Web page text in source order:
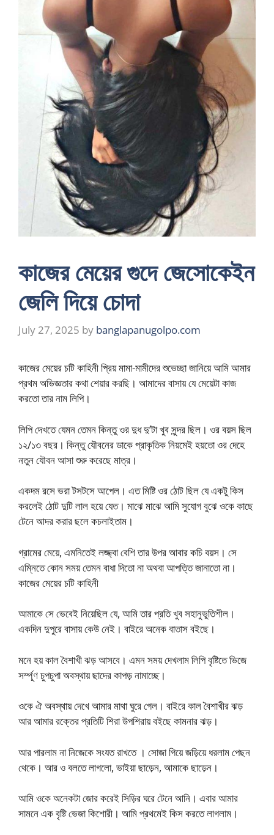
কাজের মেয়ের গুদে জেসোকেইন
জেলি দিয়ে চোদা
July 27, 2025 by banglapanugolpo.com
কাজের মেয়ের চটি কাহিনী প্রিয় মামা-মামীদের শুভেচ্ছা জানিয়ে আমি আমার
প্রথম অভিজ্ঞতার কথা শেয়ার করছি। আমাদের বাসায় যে মেয়েটা কাজ
করতো তার নাম লিপি।
লিপি দেখতে যেমন তেমন কিন্তু ওর দুধ দু’টা খুব সুন্দর ছিল। ওর বয়স ছিল
১২/১৩ বছর। কিন্তু যৌবনের ডাকে প্রাকৃতিক নিয়মেই হয়তো ওর দেহে
নতুন যৌবন আসা শুরু করেছে মাত্র।
একদম রসে ভরা টসটসে আপেল। এত মিষ্টি ওর ঠোট ছিল যে একটু কিস
করলেই ঠোট দুটি লাল হয়ে যেত। মাঝে মাঝে আমি সুযোগ বুঝে ওকে কাছে
টেনে আদর করার ছলে কচলাইতাম।
গ্রামের মেয়ে, এমনিতেই লজ্জ্বা বেশি তার উপর আবার কচি বয়স। সে
এম্নিতে কোন সময় তেমন বাধা দিতো না অথবা আপত্তি জানাতো না।
কাজের মেয়ের চটি কাহিনী
আমাকে সে ভেবেই নিয়েছিল যে, আমি তার প্রতি খুব সহানুভুতিশীল।
একদিন দুপুরে বাসায় কেউ নেই। বাইরে অনেক বাতাস বইছে।
মনে হয় কাল বৈশাখী ঝড় আসবে। এমন সময় দেখলাম লিপি বৃষ্টিতে ভিজে
সর্ম্পূণ চুপচুপা অবস্থায় ছাদের কাপড় নামাচ্ছে।
ওকে ঐ অবস্থায় দেখে আমার মাথা ঘুরে গেল। বাইরে কাল বৈশাখীর ঝড়
আর আমার রক্তের প্রতিটি শিরা উপশিরায় বইছে কামনার ঝড়।
আর পারলাম না নিজেকে সংযত রাখতে । সোজা গিয়ে জড়িয়ে ধরলাম পেছন
থেকে। আর ও বলতে লাগলো, ভাইয়া ছাড়েন, আমাকে ছাড়েন।
আমি ওকে অনেকটা জোর করেই সিড়ির ঘরে টেনে আনি। এবার আমার
সামনে এক বৃষ্টি ভেজা কিশোরী। আমি প্রথমেই কিস করতে লাগলাম।